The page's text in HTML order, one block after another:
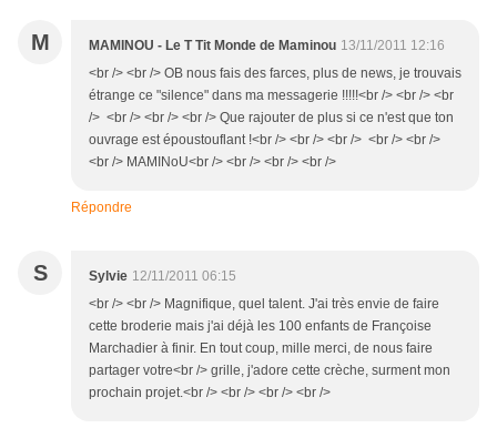
M MAMINOU - Le T Tit Monde de Maminou 13/11/2011 12:16
<br /> <br /> OB nous fais des farces, plus de news, je trouvais
étrange ce "silence" dans ma messagerie !!!!!<br /> <br /> <br
/> <br /> <br /> <br /> Que rajouter de plus si ce n'est que ton
ouvrage est époustouflant !<br /> <br /> <br /> <br /> <br />
<br /> MAMINoU<br /> <br /> <br /> <br />
Répondre
S Sylvie 12/11/2011 06:15
<br /> <br /> Magnifique, quel talent. J'ai très envie de faire
cette broderie mais j'ai déjà les 100 enfants de Françoise
Marchadier à finir. En tout coup, mille merci, de nous faire
partager votre<br /> grille, j'adore cette crèche, surment mon
prochain projet.<br /> <br /> <br /> <br />